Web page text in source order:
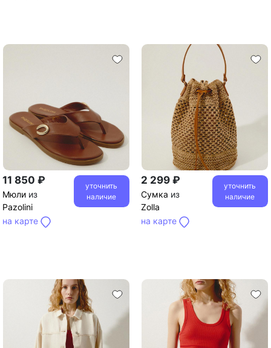
11 850 ₽
Мюли из
Pazolini
на карте
уточнить
наличие
2 299 ₽
Сумка из
Zolla
на карте
уточнить
наличие